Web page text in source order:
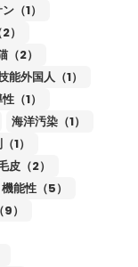
（1）
）
（2）
能外国人（1）
（1）
海洋汚染（1）
1）
皮（2）
機能性（5）
）